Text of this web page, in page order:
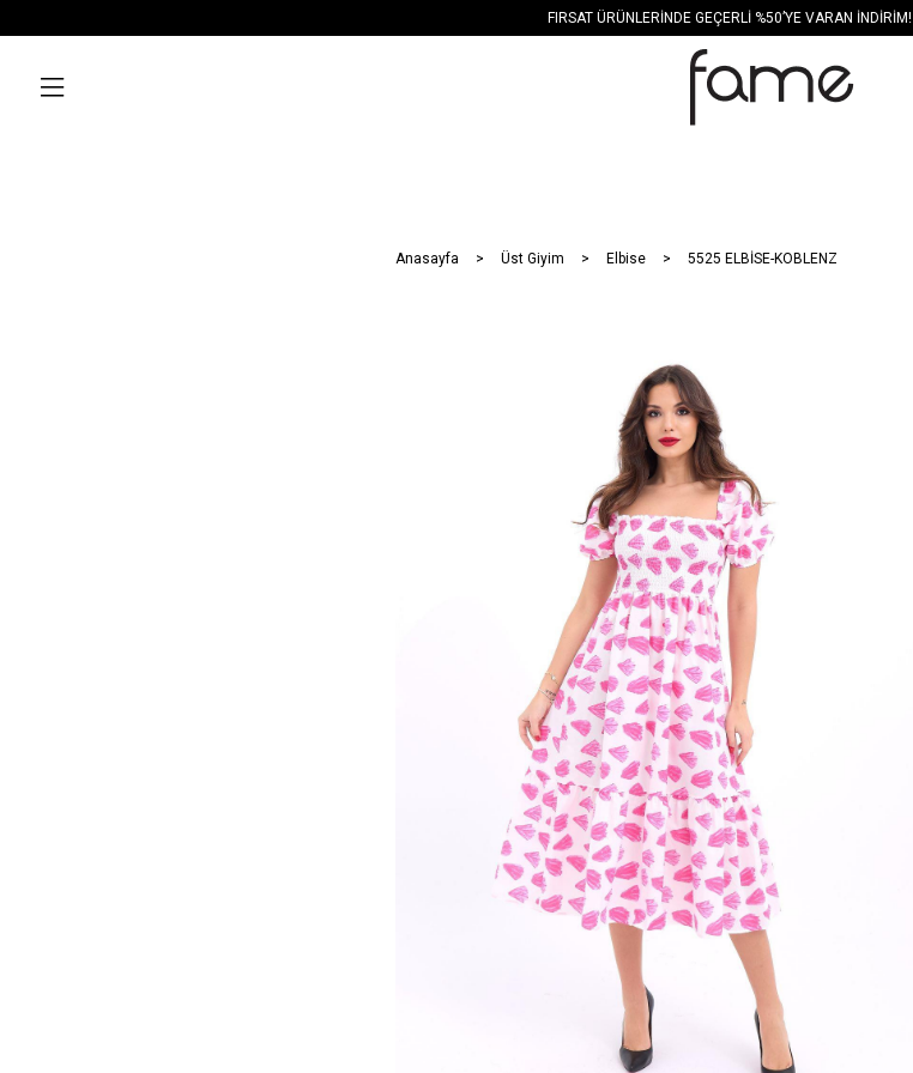
FIRSAT ÜRÜNLERİNDE GEÇERLİ %50’YE VARAN İNDİRİM!
Anasayfa Üst Giyim Elbise 5525 ELBİSE-KOBLENZ